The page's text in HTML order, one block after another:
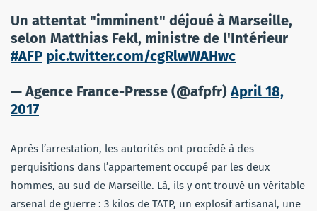
Un attentat "imminent" déjoué à Marseille,
selon Matthias Fekl, ministre de l'Intérieur
#AFP pic.twitter.com/cgRlwWAHwc
— Agence France-Presse (@afpfr) April 18,
2017
Après l’arrestation, les autorités ont procédé à des
perquisitions dans l’appartement occupé par les deux
hommes, au sud de Marseille. Là, ils y ont trouvé un véritable
arsenal de guerre : 3 kilos de TATP, un explosif artisanal, une